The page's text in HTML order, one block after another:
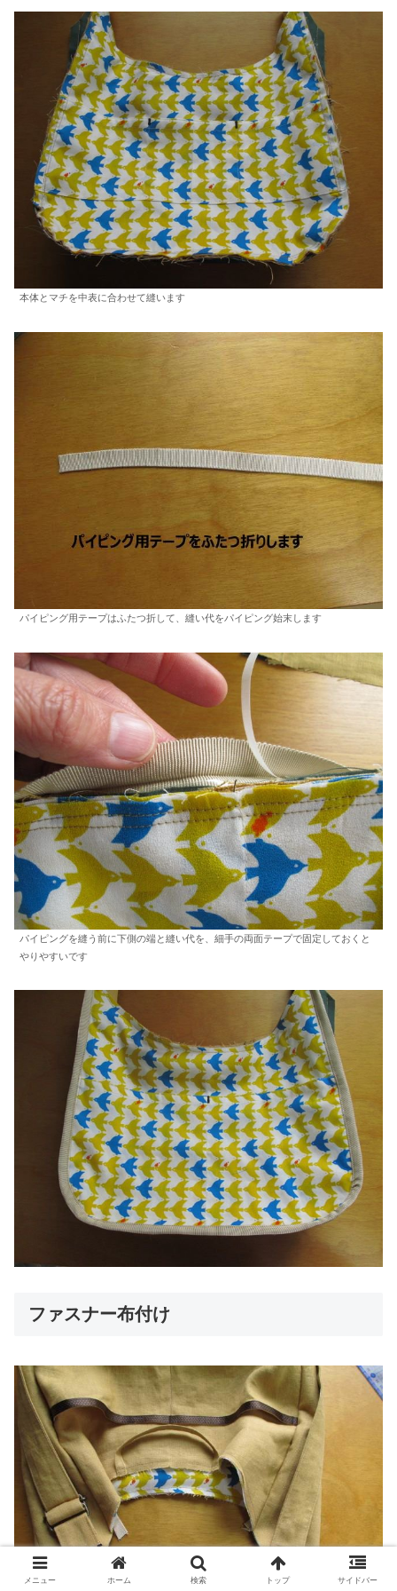
本体とマチを中表に合わせて縫います
パイピング用テープはふたつ折して、縫い代をパイピング始末します
パイピングを縫う前に下側の端と縫い代を、細手の両面テープで固定しておくと
やりやすいです
ファスナー布付け
メニュー ホーム 検索 トップ サイドバー